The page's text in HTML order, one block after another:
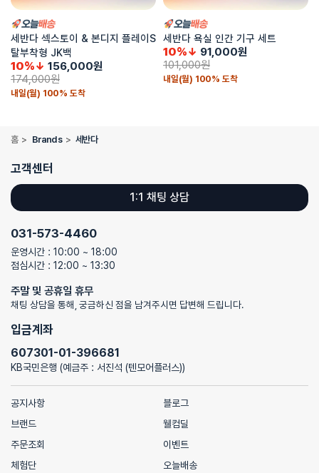
내일(월) 100% 도착
세반다 섹스토이 & 본디지 플레이S
탈부착형 JK백
10%↓ 156,000원
174,000원 내일(월) 100% 도착
세반다 욕실 인간 기구 세트
10%↓ 91,000원
101,000원
홈> Brands>세반다
고객센터
1:1 채팅 상담
031-573-4460
운영시간 : 10:00 ~ 18:00
점심시간 : 12:00 ~ 13:30
주말 및 공휴일 휴무
채팅 상담을 통해, 궁금하신 점을 남겨주시면 답변해 드립니다.
입금계좌
607301-01-396681
KB국민은행 (예금주 : 서진석 (텐모어플러스))
공지사항
블로그
브랜드
웰컴딜
주문조회
이벤트
체험단
오늘배송